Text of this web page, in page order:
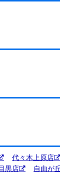
代々木上原店
黒店 自由が